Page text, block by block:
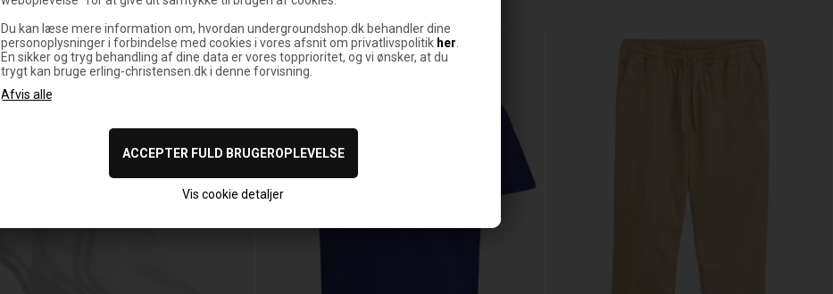
Du kan læse mere information om, hvordan undergroundshop.dk behandler dine
personoplysninger i forbindelse med cookies i vores afsnit om privatlivspolitik her
En sikker og tryg behandling af dine data er vores topprioritet, og vi ønsker, at du
trygt kan bruge erling-christensen.dk i denne forvisning.
Vis cookie detaljer